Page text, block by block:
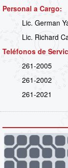
Personal a Cargo:
Lic. German
Lic. Richard
Teléfonos de
261-2005
261-2002
261-2021